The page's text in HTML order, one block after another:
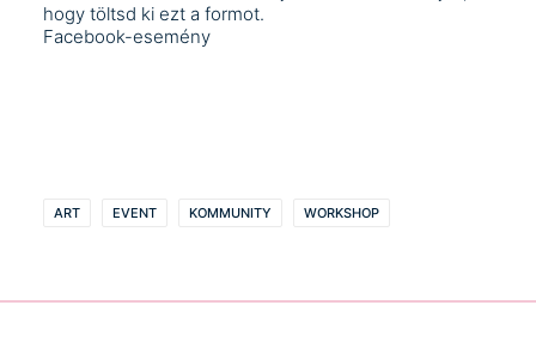
hogy töltsd ki ezt a formot.
Facebook-esemény
ART EVENT KOMMUNITY WORKSHOP